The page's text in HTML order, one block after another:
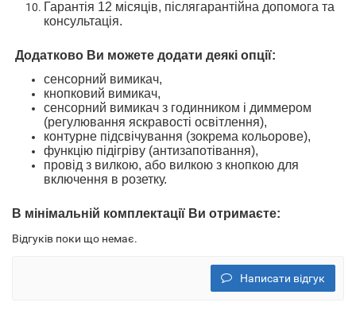
Гарантія 12 місяців, післягарантійна допомога та
консультація.
Додатково Ви можете додати деякі опції:
сенсорний вимикач,
кнопковий вимикач,
сенсорний вимикач з годинником і диммером
(регулювання яскравості освітлення),
контурне підсвічування (зокрема кольорове),
функцію підігріву (антизапотівання),
провід з вилкою, або вилкою з кнопкою для
включення в розетку.
В мінімальній комплектації Ви отримаєте:
Відгуків поки що немає.
Написати відгук